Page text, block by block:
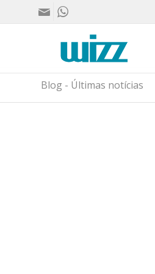
Blog - Últimas notícias